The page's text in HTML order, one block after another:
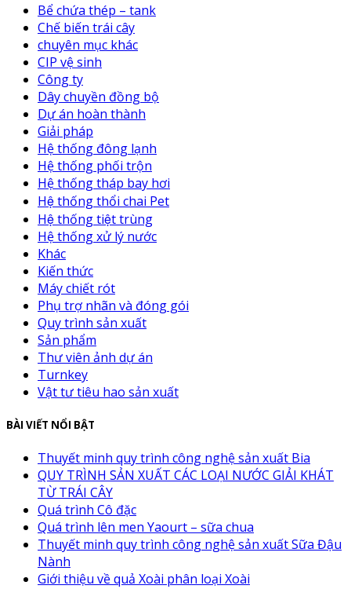
Bể chứa thép – tank
Chế biến trái cây
chuyên mục khác
CIP vệ sinh
Công ty
Dây chuyền đồng bộ
Dự án hoàn thành
Giải pháp
Hệ thống đông lạnh
Hệ thống phối trộn
Hệ thống tháp bay hơi
Hệ thống thổi chai Pet
Hệ thống tiệt trùng
Hệ thống xử lý nước
Khác
Kiến thức
Máy chiết rót
Phụ trợ nhãn và đóng gói
Quy trình sản xuất
Sản phẩm
Thư viên ảnh dự án
Turnkey
Vật tư tiêu hao sản xuất
BÀI VIẾT NỔI BẬT
Thuyết minh quy trình công nghệ sản xuất Bia
QUY TRÌNH SẢN XUẤT CÁC LOẠI NƯỚC GIẢI KHÁT
TỪ TRÁI CÂY
Quá trình Cô đặc
Quá trình lên men Yaourt – sữa chua
Thuyết minh quy trình công nghệ sản xuất Sữa Đậu
Nành
Giới thiệu về quả Xoài phân loại Xoài